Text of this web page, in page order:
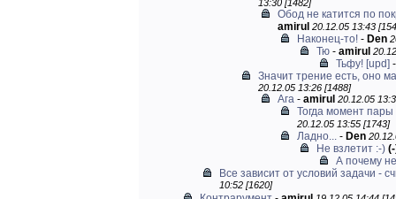
13:30 [1482]
Обод не катится по
amirul 20.12.05 13:43
Наконец-то! - Den
Тю - amirul
Тьфу! [upd]
Значит трение есть, оно
20.12.05 13:26 [1488]
Ага - amirul 20.12.05
Тогда момент пары
20.12.05 13:55 [1743]
Ладно... - Den
Не взлетит :-)
А почему
Все зависит от условий задачи -
10:52 [1620]